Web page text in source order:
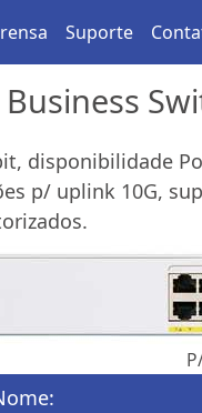
Suporte
Business
disponibilidade
p/ uplink 10G,